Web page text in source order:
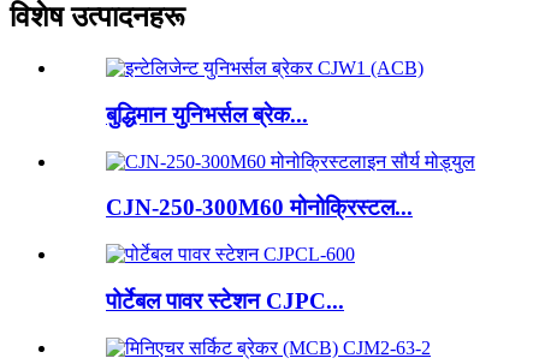
विशेष उत्पादनहरू
बुद्धिमान युनिभर्सल ब्रेक...
CJN-250-300M60 मोनोक्रिस्टल...
पोर्टेबल पावर स्टेशन CJPC...